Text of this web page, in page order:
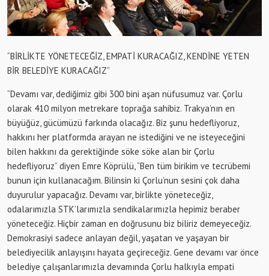
“BİRLİKTE YÖNETECEĞİZ, EMPATİ KURACAĞIZ, KENDİNE YETEN
BİR BELEDİYE KURACAĞIZ”
“Devamı var, dediğimiz gibi 300 bini aşan nüfusumuz var. Çorlu
olarak 410 milyon metrekare toprağa sahibiz. Trakya’nın en
büyüğüz, gücümüzü farkında olacağız. Biz şunu hedefliyoruz,
hakkını her platformda arayan ne istediğini ve ne isteyeceğini
bilen hakkını da gerektiğinde söke söke alan bir Çorlu
hedefliyoruz” diyen Emre Köprülü, “Ben tüm birikim ve tecrübemi
bunun için kullanacağım. Bilinsin ki Çorlu’nun sesini çok daha
duyurulur yapacağız. Devamı var, birlikte yöneteceğiz,
odalarımızla STK’larımızla sendikalarımızla hepimiz beraber
yöneteceğiz. Hiçbir zaman en doğrusunu biz biliriz demeyeceğiz.
Demokrasiyi sadece anlayan değil, yaşatan ve yaşayan bir
belediyecilik anlayışını hayata geçireceğiz. Gene devamı var önce
belediye çalışanlarımızla devamında Çorlu halkıyla empati